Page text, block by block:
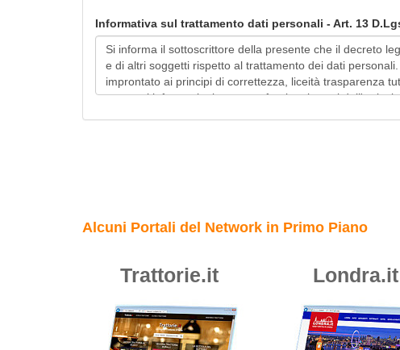
Informativa sul trattamento dati personali - Art. 13
Alcuni Portali del Network in Primo Piano
Trattorie.it Londra.it